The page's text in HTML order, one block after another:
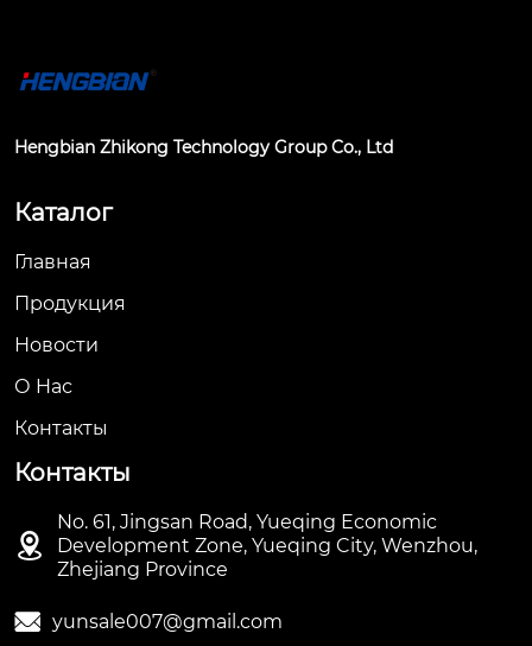
Hengbian Zhikong Technology Group Co., Ltd
Каталог
Главная
Продукция
Новости
О Hас
Контакты
Контакты

No. 61, Jingsan Road, Yueqing Economic
Development Zone, Yueqing City, Wenzhou,
Zhejiang Province
 yunsale007@gmail.com